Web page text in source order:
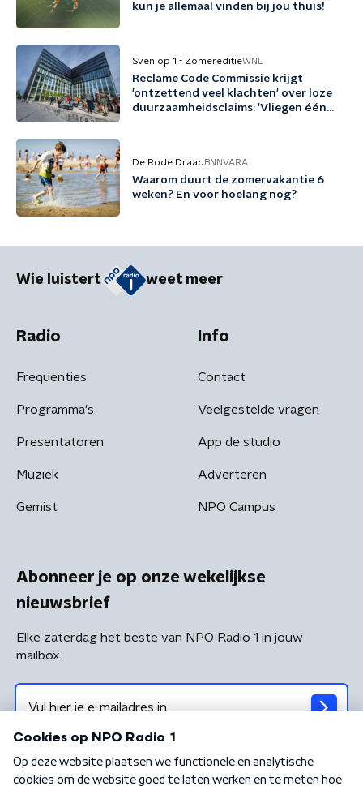
kun je allemaal vinden bij jou thuis!
Sven op 1 - ZomereditieWNL
Reclame Code Commissie krijgt
'ontzettend veel klachten' over loze
duurzaamheidsclaims: 'Vliegen één
De Rode Draad BNNVARA
Waarom duurt de zomervakantie 6
weken? En voor hoelang nog?
Wie luistert weet meer
Radio
Frequenties
Programma's
Presentatoren
Muziek
Gemist
Info
Contact
Veelgestelde vragen
App de studio
Adverteren
NPO Campus
Abonneer je op onze wekelijkse
nieuwsbrief
Elke zaterdag het beste van NPO Radio 1 in jouw
mailbox